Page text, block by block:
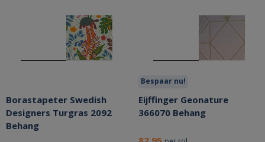
Borastapeter Swedish
Designers Turgras 2092
Behang
Bespaar nu!
Eijffinger Geonature
366070 Behang